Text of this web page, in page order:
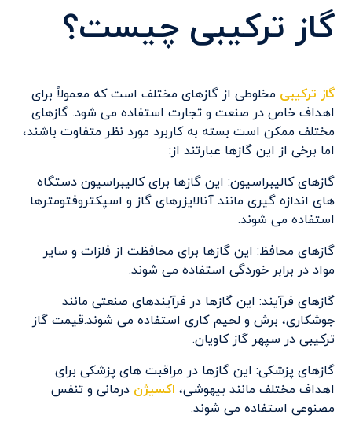
گاز ترکیبی چیست؟
گاز ترکیبی مخلوطی از گازهای مختلف است که معمولاً برای
اهداف خاص در صنعت و تجارت استفاده می شود. گازهای
مختلف ممکن است بسته به کاربرد مورد نظر متفاوت باشند،
اما برخی از این گازها عبارتند از:
گازهای کالیبراسیون: این گازها برای کالیبراسیون دستگاه
های اندازه گیری مانند آنالایزرهای گاز و اسپکتروفتومترها
استفاده می شوند.
گازهای محافظ: این گازها برای محافظت از فلزات و سایر
مواد در برابر خوردگی استفاده می شوند.
گازهای فرآیند: این گازها در فرآیندهای صنعتی مانند
جوشکاری، برش و لحیم کاری استفاده می شوند.قیمت گاز
ترکیبی در سپهر گاز کاویان.
گازهای پزشکی: این گازها در مراقبت های پزشکی برای
اهداف مختلف مانند بیهوشی، اکسیژن درمانی و تنفس
مصنوعی استفاده می شوند.